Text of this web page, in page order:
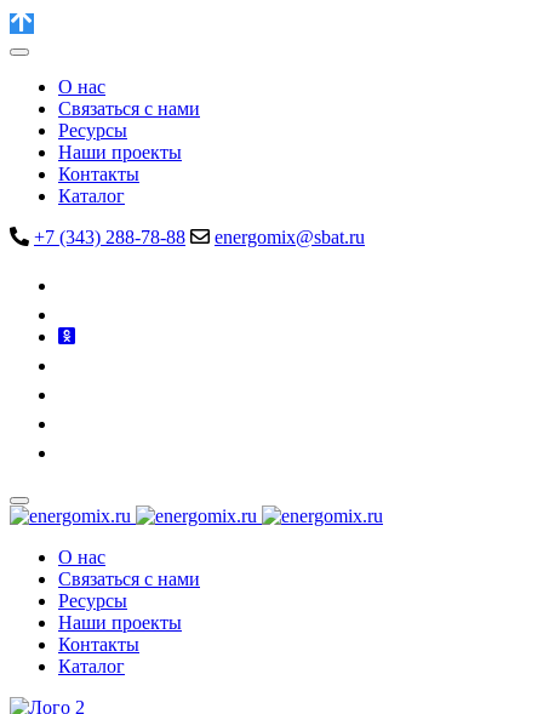
О нас
Связаться с нами
Ресурсы
Наши проекты
Контакты
Каталог
+7 (343) 288-78-88
energomix@sbat.ru
О нас
Связаться с нами
Ресурсы
Наши проекты
Контакты
Каталог